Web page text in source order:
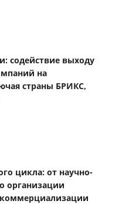
содействие выходу
на
страны БРИКС,
цикла: от научно-
организации